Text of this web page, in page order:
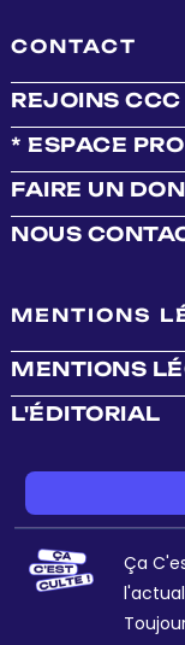
CONTACT
REJOINS CCC
* ESPACE
FAIRE UN DON
NOUS
MENTIONS
MENTIONS
L'ÉDITORIAL
Ça